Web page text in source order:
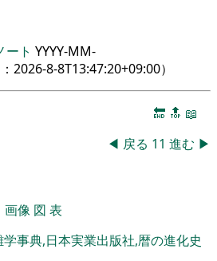
ート YYYY-MM-
2026-8-8T13:47:20+09:00）
🔚 🔝 📖
◀ 戻る 11 進む ▶
画像 図 表
事典,日本実業出版社,暦の進化史